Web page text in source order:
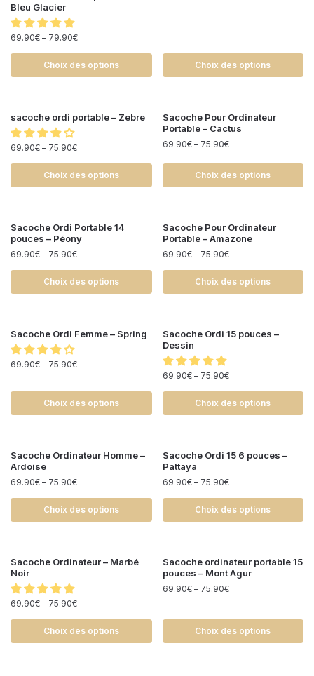
Bleu Glacier
69.90€ – 79.90€
Choix des options Choix des options
sacoche ordi portable – Zebre
69.90€ – 75.90€
Choix des options
Sacoche Pour Ordinateur
Portable – Cactus
69.90€– 75.90€
Choix des options
Sacoche Ordi Portable 14
pouces – Péony
69.90€ – 75.90€
Choix des options
Sacoche Pour Ordinateur
Portable – Amazone
69.90€– 75.90€
Choix des options
Sacoche Ordi Femme – Spring
69.90€ – 75.90€
Choix des options
Sacoche Ordi 15 pouces –
Dessin
69.90€– 75.90€
Choix des options
Sacoche Ordinateur Homme –
Ardoise
69.90€ – 75.90€
Choix des options
Sacoche Ordi 15 6 pouces –
Pattaya
69.90€– 75.90€
Choix des options
Sacoche Ordinateur – Marbé
Noir
69.90€ – 75.90€
Choix des options
Sacoche ordinateur portable 15
pouces – Mont Agur
69.90€– 75.90€
Choix des options